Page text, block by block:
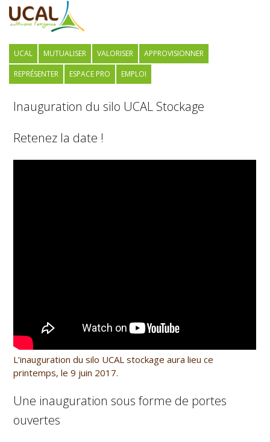
UCAL MUTUALISER VALORISER
APPROVISIONNER
REPRÉSENTER
ESPACE PRO EMPLOI
Inauguration du silo UCAL Stockage
Retenez la date !
L’inauguration du silo UCAL stockage aura lieu ce
printemps, le 9 juin 2017.
Une inauguration sous forme de portes
ouvertes